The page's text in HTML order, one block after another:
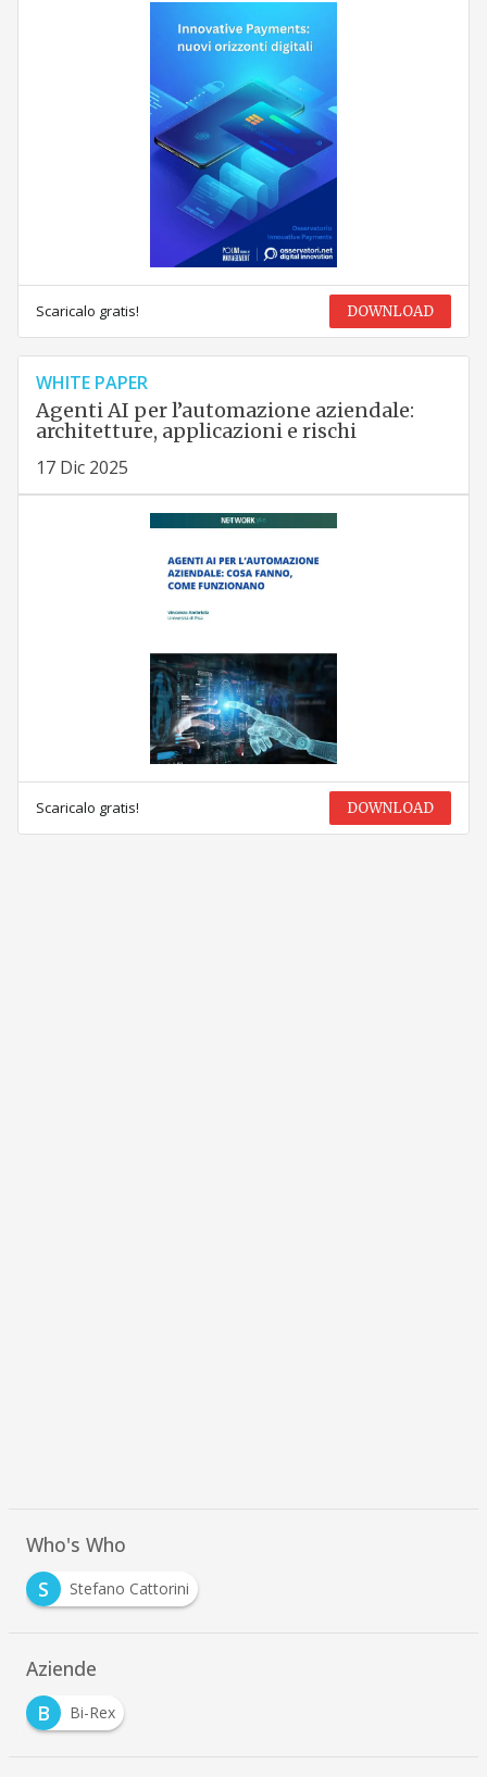
Scaricalo gratis! DOWNLOAD
WHITE PAPER
Agenti AI per l’automazione aziendale:
architetture, applicazioni e rischi
17 Dic 2025
Scaricalo gratis! DOWNLOAD
Who's Who
S
Stefano Cattorini
Aziende
B
Bi-Rex